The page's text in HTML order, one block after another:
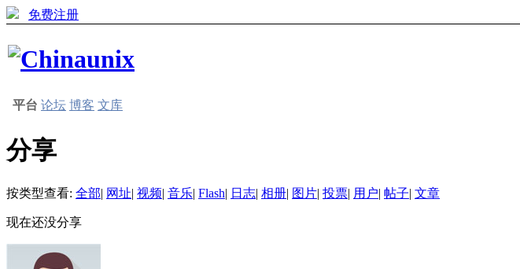
免费注册
平台 论坛 博客 文库
分享
按类型查看: 全部| 网址| 视频| 音乐| Flash| 日志| 相册| 图片| 投票| 用户| 帖子| 文章
现在还没分享